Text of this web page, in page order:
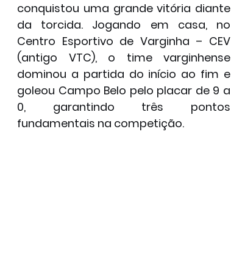
conquistou uma grande vitória diante
da torcida. Jogando em casa, no
Centro Esportivo de Varginha – CEV
(antigo VTC), o time varginhense
dominou a partida do início ao fim e
goleou Campo Belo pelo placar de 9 a
0, garantindo três pontos
fundamentais na competição.